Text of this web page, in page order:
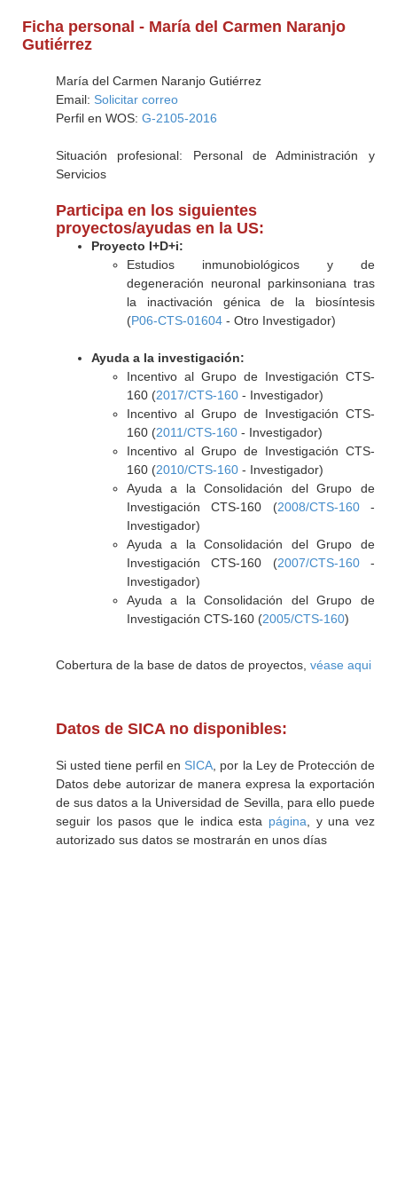
Ficha personal - María del Carmen Naranjo
Gutiérrez
María del Carmen Naranjo Gutiérrez
Email: Solicitar correo
Perfil en WOS: G-2105-2016
Situación profesional: Personal de Administración y
Servicios
Participa en los siguientes
proyectos/ayudas en la US:
Proyecto I+D+i:
Estudios inmunobiológicos y de
degeneración neuronal parkinsoniana tras
la inactivación génica de la biosíntesis
(P06-CTS-01604- Otro Investigador)
Ayuda a la investigación:
Incentivo al Grupo de Investigación CTS-
160 (2017/CTS-160- Investigador)
Incentivo al Grupo de Investigación CTS-
160 (2011/CTS-160- Investigador)
Incentivo al Grupo de Investigación CTS-
160 (2010/CTS-160- Investigador)
Ayuda a la Consolidación del Grupo de
Investigación CTS-160 (2008/CTS-160-
Investigador)
Ayuda a la Consolidación del Grupo de
Investigación CTS-160 (2007/CTS-160-
Investigador)
Ayuda a la Consolidación del Grupo de
Investigación CTS-160 (2005/CTS-160)
Cobertura de la base de datos de proyectos, véase aqui
Datos de SICA no disponibles:
Si usted tiene perfil en SICA , por la Ley de Protección de
Datos debe autorizar de manera expresa la exportación
de sus datos a la Universidad de Sevilla, para ello puede
seguir los pasos que le indica esta página , y una vez
autorizado sus datos se mostrarán en unos días